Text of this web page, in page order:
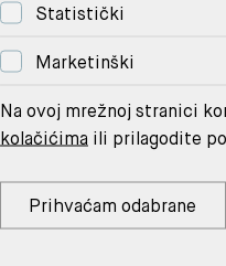
Statistički
Marketinški
Na ovoj mrežnoj stranici
kolačićima ili prilagodite
Prihvaćam odabrane